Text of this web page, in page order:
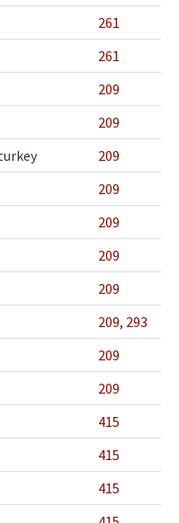
261
261
209
209
209
209
209
209
209
209, 293
209
209
415
415
415